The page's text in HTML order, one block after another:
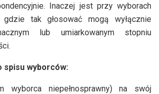
Inaczej jest przy wyborach
gdzie tak głosować mogą wyłącznie
lub umiarkowanym stopniu
spisu wyborców:
wyborca niepełnosprawny) na swój